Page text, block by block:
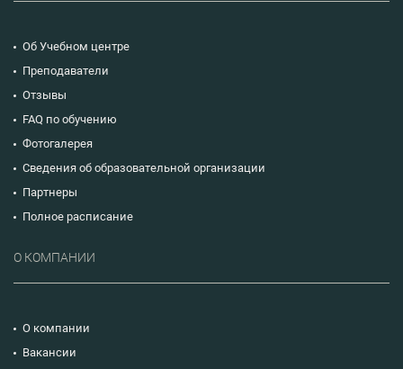
Об Учебном центре
Преподаватели
Отзывы
FAQ по обучению
Фотогалерея
Сведения об образовательной организации
Партнеры
Полное расписание
О КОМПАНИИ
О компании
Вакансии